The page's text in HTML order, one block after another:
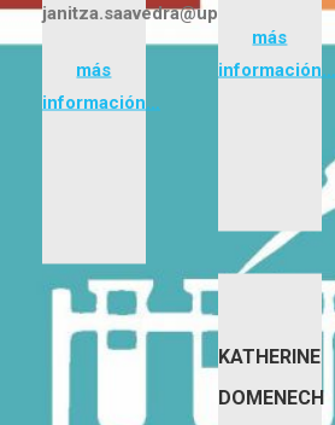
janitza.saavedra@upr.edu
más
información…
más
información…
KATHERINE
DOMENECH